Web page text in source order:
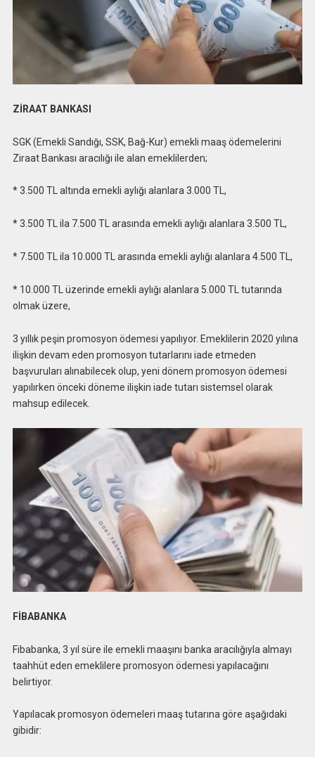
ZİRAAT BANKASI
SGK (Emekli Sandığı, SSK, Bağ-Kur) emekli maaş ödemelerini
Ziraat Bankası aracılığı ile alan emeklilerden;
* 3.500 TL altında emekli aylığı alanlara 3.000 TL,
* 3.500 TL ila 7.500 TL arasında emekli aylığı alanlara 3.500 TL,
* 7.500 TL ila 10.000 TL arasında emekli aylığı alanlara 4.500 TL,
* 10.000 TL üzerinde emekli aylığı alanlara 5.000 TL tutarında
olmak üzere,
3 yıllık peşin promosyon ödemesi yapılıyor. Emeklilerin 2020 yılına
ilişkin devam eden promosyon tutarlarını iade etmeden
başvuruları alınabilecek olup, yeni dönem promosyon ödemesi
yapılırken önceki döneme ilişkin iade tutarı sistemsel olarak
mahsup edilecek.
FİBABANKA
Fibabanka, 3 yıl süre ile emekli maaşını banka aracılığıyla almayı
taahhüt eden emeklilere promosyon ödemesi yapılacağını
belirtiyor.
Yapılacak promosyon ödemeleri maaş tutarına göre aşağıdaki
gibidir: